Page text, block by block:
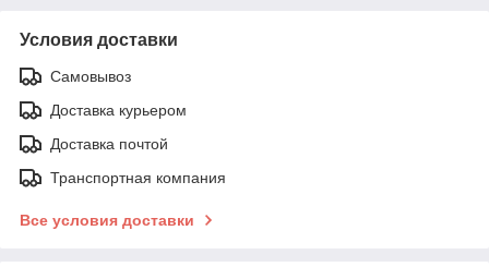
Условия доставки
Самовывоз
Доставка курьером
Доставка почтой
Транспортная компания
Все условия доставки